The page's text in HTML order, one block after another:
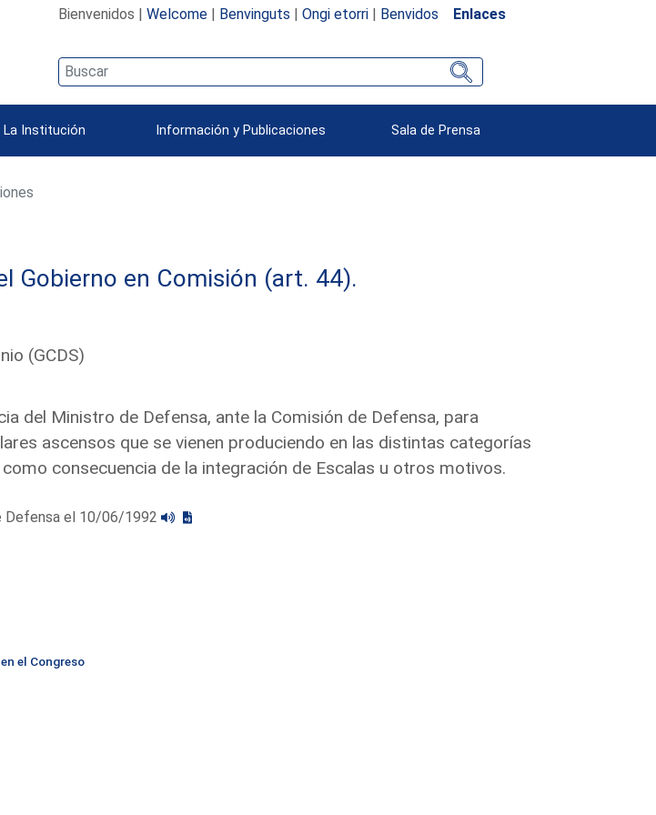
Bienvenidos | Welcome| Benvinguts | Ongi etorri| Benvidos Enlaces
La Institución Información y Publicaciones Sala de Prensa
Gobierno en Comisión (art. 44).
(GCDS)
del Ministro de Defensa, ante la Comisión de Defensa, para
ascensos que se vienen produciendo en las distintas categorías
consecuencia de la integración de Escalas u otros motivos.
Defensa el 10/06/1992
el Congreso